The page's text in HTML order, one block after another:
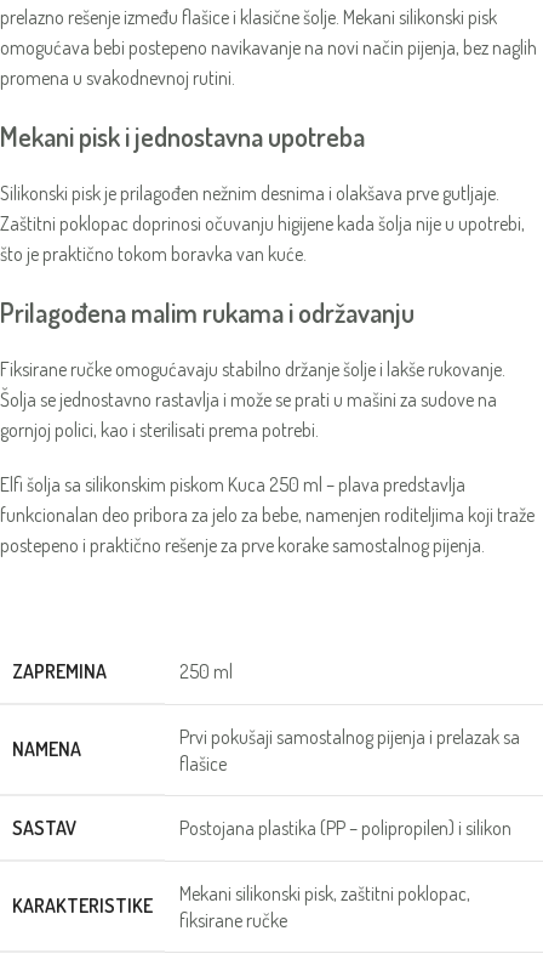
prelazno rešenje između flašice i klasične šolje. Mekani silikonski pisk
omogućava bebi postepeno navikavanje na novi način pijenja, bez naglih
promena u svakodnevnoj rutini.
Mekani pisk i jednostavna upotreba
Silikonski pisk je prilagođen nežnim desnima i olakšava prve gutljaje.
Zaštitni poklopac doprinosi očuvanju higijene kada šolja nije u upotrebi,
što je praktično tokom boravka van kuće.
Prilagođena malim rukama i održavanju
Fiksirane ručke omogućavaju stabilno držanje šolje i lakše rukovanje.
Šolja se jednostavno rastavlja i može se prati u mašini za sudove na
gornjoj polici, kao i sterilisati prema potrebi.
Elfi šolja sa silikonskim piskom Kuca 250 ml – plava predstavlja
funkcionalan deo pribora za jelo za bebe, namenjen roditeljima koji traže
postepeno i praktično rešenje za prve korake samostalnog pijenja.
ZAPREMINA 250 ml
NAMENA
Prvi pokušaji samostalnog pijenja i prelazak sa
flašice
SASTAV Postojana plastika (PP – polipropilen) i silikon
KARAKTERISTIKE
Mekani silikonski pisk, zaštitni poklopac,
fiksirane ručke